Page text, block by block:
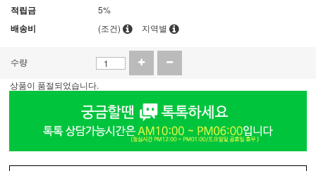
적립금 5%
배송비 (조건) 지역별
수량
상품이 품절되었습니다.